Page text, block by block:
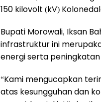
150 kilovolt (kV)
Bupati Morowali, Iksan
infrastruktur ini
energi serta
“Kami mengucapkan
atas kesungguhan dan